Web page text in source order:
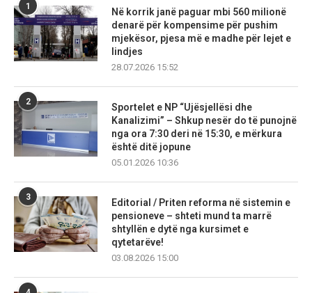
1
Në korrik janë paguar mbi 560 milionë
denarë për kompensime për pushim
mjekësor, pjesa më e madhe për lejet e
lindjes
28.07.2026 15:52
2
Sportelet e NP “Ujësjellësi dhe
Kanalizimi” – Shkup nesër do të punojnë
nga ora 7:30 deri në 15:30, e mërkura
është ditë jopune
05.01.2026 10:36
3
Editorial / Priten reforma në sistemin e
pensioneve – shteti mund ta marrë
shtyllën e dytë nga kursimet e
qytetarëve!
03.08.2026 15:00